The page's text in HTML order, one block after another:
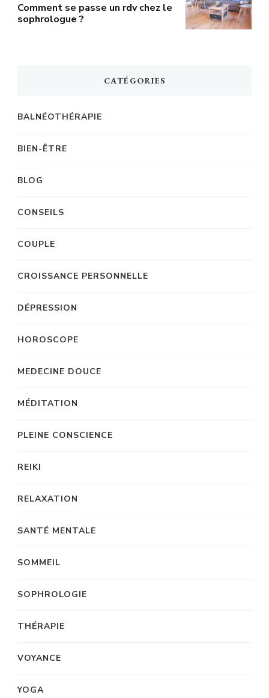
Comment se passe un rdv chez le
sophrologue ?
CATÉGORIES
BALNÉOTHÉRAPIE
BIEN-ÊTRE
BLOG
CONSEILS
COUPLE
CROISSANCE PERSONNELLE
DÉPRESSION
HOROSCOPE
MEDECINE DOUCE
MÉDITATION
PLEINE CONSCIENCE
REIKI
RELAXATION
SANTÉ MENTALE
SOMMEIL
SOPHROLOGIE
THÉRAPIE
VOYANCE
YOGA